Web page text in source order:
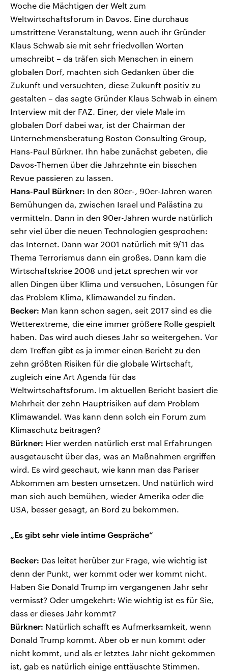
Woche die Mächtigen der Welt zum
Weltwirtschaftsforum in Davos. Eine durchaus
umstrittene Veranstaltung, wenn auch ihr Gründer
Klaus Schwab sie mit sehr friedvollen Worten
umschreibt – da träfen sich Menschen in einem
globalen Dorf, machten sich Gedanken über die
Zukunft und versuchten, diese Zukunft positiv zu
gestalten – das sagte Gründer Klaus Schwab in einem
Interview mit der FAZ. Einer, der viele Male im
globalen Dorf dabei war, ist der Chairman der
Unternehmensberatung Boston Consulting Group,
Hans-Paul Bürkner. Ihn habe zunächst gebeten, die
Davos-Themen über die Jahrzehnte ein bisschen
Revue passieren zu lassen.
Hans-Paul Bürkner: In den 80er-, 90er-Jahren waren
Bemühungen da, zwischen Israel und Palästina zu
vermitteln. Dann in den 90er-Jahren wurde natürlich
sehr viel über die neuen Technologien gesprochen:
das Internet. Dann war 2001 natürlich mit 9/11 das
Thema Terrorismus dann ein großes. Dann kam die
Wirtschaftskrise 2008 und jetzt sprechen wir vor
allen Dingen über Klima und versuchen, Lösungen für
das Problem Klima, Klimawandel zu finden.
Becker: Man kann schon sagen, seit 2017 sind es die
Wetterextreme, die eine immer größere Rolle gespielt
haben. Das wird auch dieses Jahr so weitergehen. Vor
dem Treffen gibt es ja immer einen Bericht zu den
zehn größten Risiken für die globale Wirtschaft,
zugleich eine Art Agenda für das
Weltwirtschaftsforum. Im aktuellen Bericht basiert die
Mehrheit der zehn Hauptrisiken auf dem Problem
Klimawandel. Was kann denn solch ein Forum zum
Klimaschutz beitragen?
Bürkner: Hier werden natürlich erst mal Erfahrungen
ausgetauscht über das, was an Maßnahmen ergriffen
wird. Es wird geschaut, wie kann man das Pariser
Abkommen am besten umsetzen. Und natürlich wird
man sich auch bemühen, wieder Amerika oder die
USA, besser gesagt, an Bord zu bekommen.
„Es gibt sehr viele intime Gespräche“
Becker: Das leitet herüber zur Frage, wie wichtig ist
denn der Punkt, wer kommt oder wer kommt nicht.
Haben Sie Donald Trump im vergangenen Jahr sehr
vermisst? Oder umgekehrt: Wie wichtig ist es für Sie,
dass er dieses Jahr kommt?
Bürkner: Natürlich schafft es Aufmerksamkeit, wenn
Donald Trump kommt. Aber ob er nun kommt oder
nicht kommt, und als er letztes Jahr nicht gekommen
ist, gab es natürlich einige enttäuschte Stimmen.